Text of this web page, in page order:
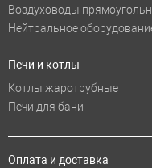
Воздуховоды
Нейтральное
Печи и котлы
Котлы жаротрубные
Печи для бани
Оплата и доставка